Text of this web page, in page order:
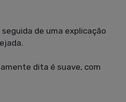
de uma explicação
dita é suave, com